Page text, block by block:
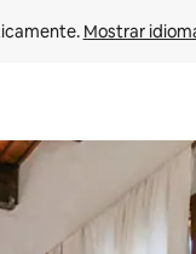
Mostrar